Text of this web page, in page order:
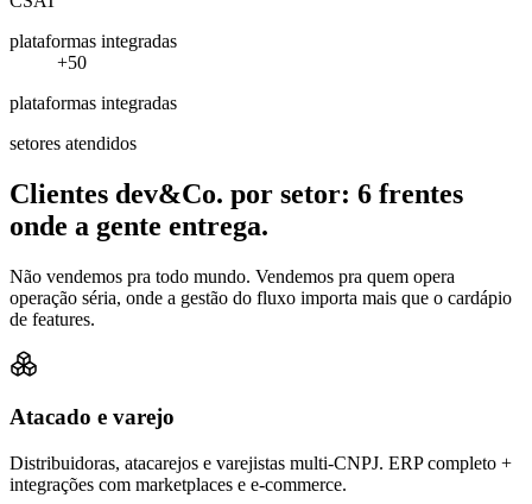
plataformas integradas
+50
plataformas integradas
setores atendidos
Clientes dev&Co. por setor: 6 frentes
onde a gente entrega.
Não vendemos pra todo mundo. Vendemos pra quem opera
operação séria, onde a gestão do fluxo importa mais que o cardápio
de features.
Atacado e varejo
Distribuidoras, atacarejos e varejistas multi-CNPJ. ERP completo +
integrações com marketplaces e e-commerce.